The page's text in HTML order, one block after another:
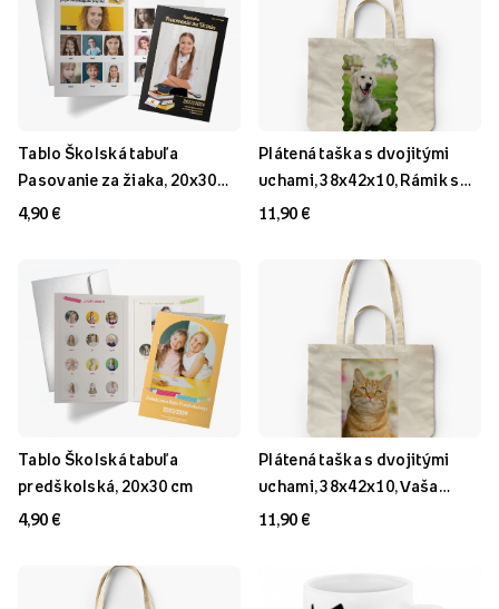
Tablo Školská tabuľa
Pasovanie za žiaka, 20x30
cm
4,90 €
Plátená taška s dvojitými
uchami, 38x42x10, Rámik s
vlnitým okrajom
11,90 €
Tablo Školská tabuľa
predškolská, 20x30 cm
4,90 €
Plátená taška s dvojitými
uchami, 38x42x10, Vaša
fotka, dvojité uši
11,90 €